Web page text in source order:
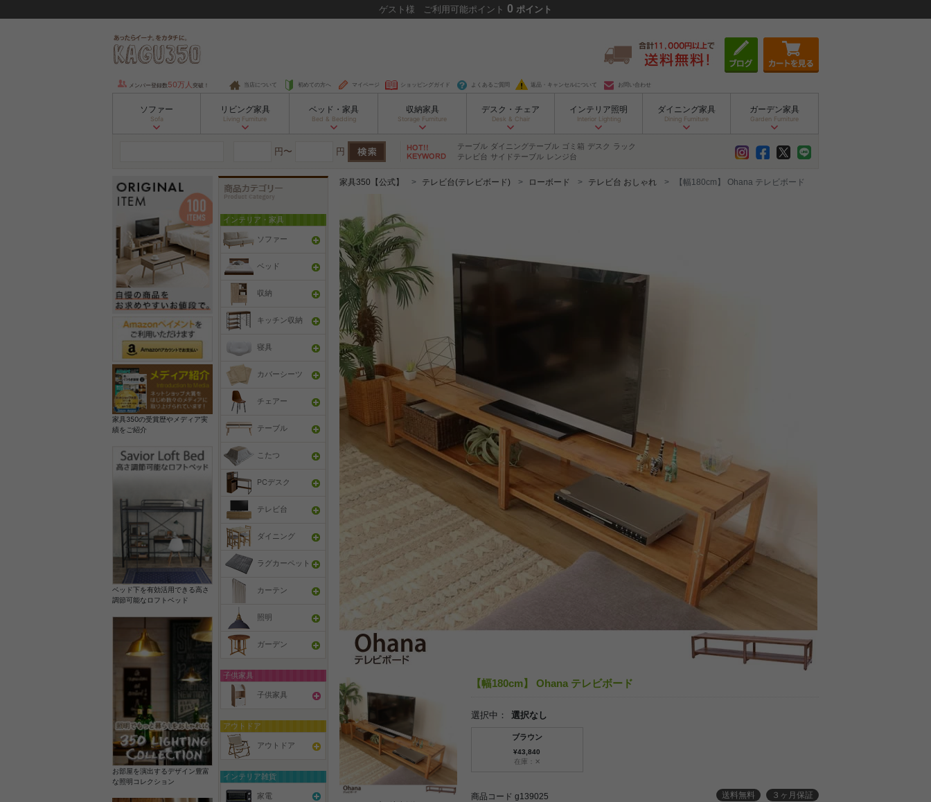
ゲスト 様 ご利用可能ポイント 0 ポイント
メンバー登録数 50万人 突破！ 当店について 初めての方へ マイページ ショッピングガイド よくあるご質問 返品・キャンセルについて お問い合わせ
ソファー
Sofa
リビング家具
Living Furniture
ベッド・家具
Bed & Bedding
収納家具
Storage Furniture
デスク・チェア
Desk & Chair
インテリア照明
Interior Lighting
ダイニング家具
Dining Furniture
ガーデン家具
Garden Furniture
円〜 円 テーブル ダイニングテーブル ゴミ箱 デスク ラック
テレビ台 サイドテーブル レンジ台
家具350の受賞歴やメディア実
績をご紹介
ベッド下を有効活用できる高さ
調節可能なロフトベッド
お部屋を演出するデザイン豊富
な照明コレクション
インテリア・家具
ソファー
ベッド
収納
キッチン収納
寝具
カバーシーツ
チェアー
テーブル
こたつ
PCデスク
テレビ台
ダイニング
ラグカーペット
カーテン
照明
ガーデン
子供家具
子供家具
アウトドア
アウトドア
インテリア雑貨
家電
家具350【公式】 テレビ台(テレビボード) ローボード テレビ台 おしゃれ 【幅180cm】 Ohana テレビボード
【幅180cm】 Ohana テレビボード
選択中： 選択なし
ブラウン
¥43,840
在庫：✕
商品コード g139025 送料無料 ３ヶ月保証